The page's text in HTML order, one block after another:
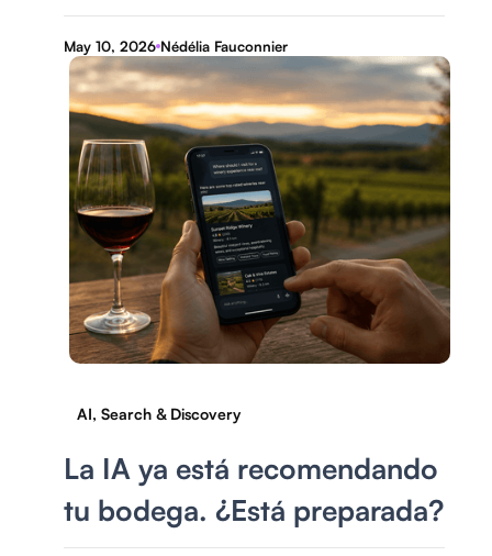
May 10, 2026 Nédélia Fauconnier
AI, Search & Discovery
La IA ya está recomendando
tu bodega. ¿Está preparada?